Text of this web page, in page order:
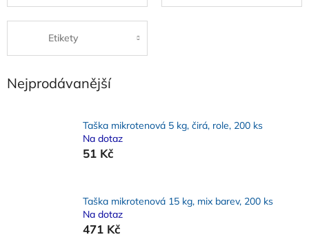
Etikety
Nejprodávanější
Taška mikrotenová 5 kg, čirá, role, 200 ks
Na dotaz
51 Kč
Taška mikrotenová 15 kg, mix barev, 200 ks
Na dotaz
471 Kč